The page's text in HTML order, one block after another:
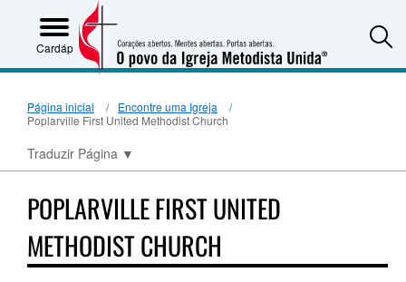
Cardápio
Página inicial
Encontre uma Igreja
Poplarville First United Methodist Church
Traduzir Página ▼
POPLARVILLE FIRST UNITED
METHODIST CHURCH